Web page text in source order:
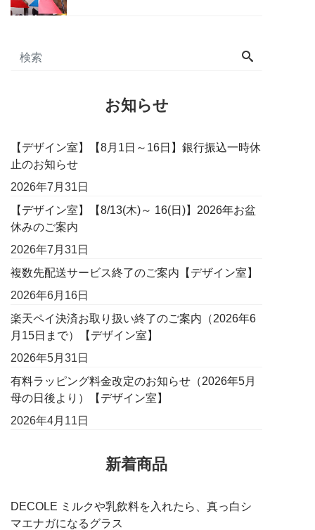
お知らせ
【デザイン室】【8月1日～16日】銀行振込一時休
止のお知らせ
2026年7月31日
【デザイン室】【8/13(木)～ 16(日)】2026年お盆
休みのご案内
2026年7月31日
複数先配送サービス終了のご案内【デザイン室】
2026年6月16日
楽天ペイ決済お取り扱い終了のご案内（2026年6
月15日まで）【デザイン室】
2026年5月31日
有料ラッピング料金改定のお知らせ（2026年5月
母の日後より）【デザイン室】
2026年4月11日
新着商品
DECOLE ミルクや乳飲料を入れたら、真っ白シ
マエナガになるグラス